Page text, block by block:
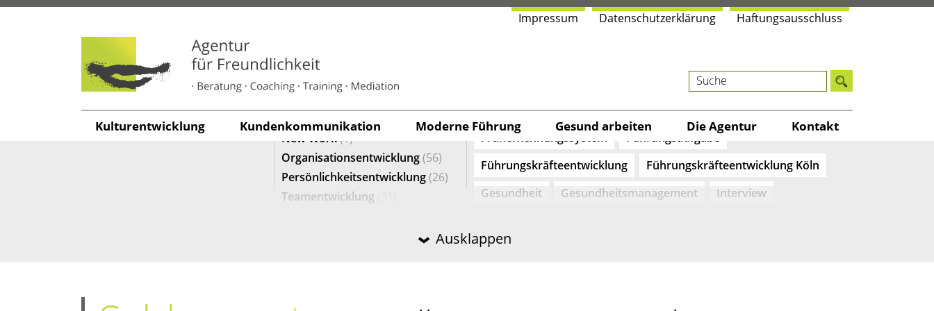
Impres­sum Daten­schutz­er­klä­rung Haf­tungs­aus­schluss
Kul­tur­ent­wick­lung Kun­den­kom­mu­ni­ka­ti­on Moder­ne Führung Gesund arbei­ten Die Agen­tur Kon­takt
KATE­GO­RIE
Freundlichkeit (34)
Kundenorientierung
New Work(1)
Organisationsentwicklung(56)
Persönlichkeitsentwicklung(26)
Teamentwicklung(31)
Delegation lernen
Digitalisierung
Feedbackkultur
Freundlichkeit
Früherkennungssystem
Führungsaufgabe
Führungskräfteentwicklung
Führungskräfteentwicklung Köln
Gesundheit
Gesundheitsmanagement
Interview
Konfliktmanagement
Ausklappen